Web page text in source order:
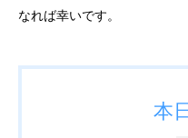
なれば幸いです。
本